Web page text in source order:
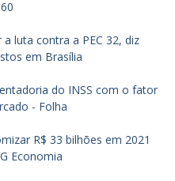
luta contra a PEC 32, diz
em Brasília
do INSS com o fator
- Folha
R$ 33 bilhões em 2021
Economia